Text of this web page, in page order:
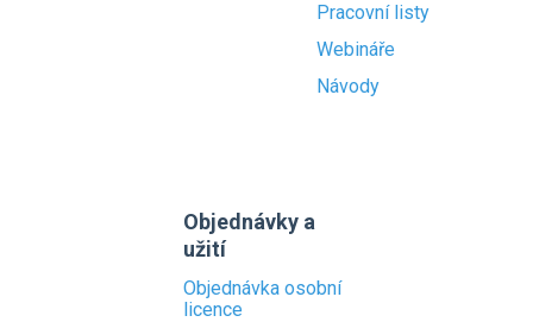
Pracovní listy
Webináře
Návody
Objednávky a
užití
Objednávka osobní
licence